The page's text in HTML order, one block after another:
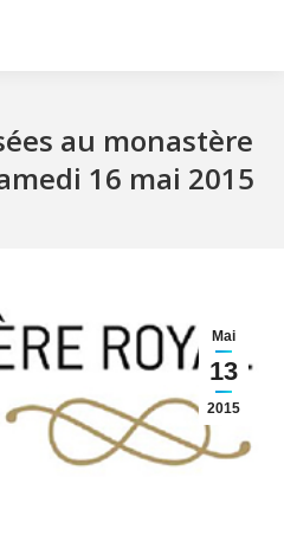
au monastère
16 mai 2015
Mai
13
2015